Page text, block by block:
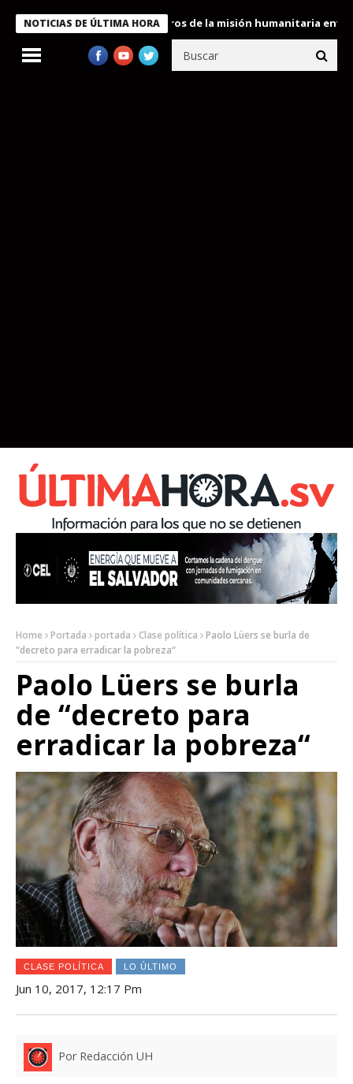
NOTICIAS DE ÚLTIMA HORA
condecora a miembros de la misión humanitaria enviada a
Home Portada portada Clase política
Paolo Lüers se burla de
“decreto para erradicar la pobreza“
Paolo Lüers se burla
de “decreto para
erradicar la pobreza“
CLASE POLÍTICA LO ÚLTIMO
Jun 10, 2017, 12:17 Pm
Por Redacción UH